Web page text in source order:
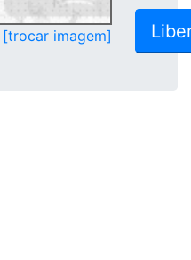
[trocar imagem]